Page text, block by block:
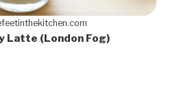
Latte (London Fog)